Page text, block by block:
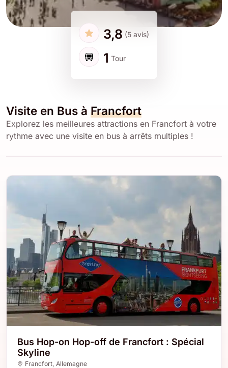
3,8 (5 avis)
1 Tour
Visite en Bus à Francfort
Explorez les meilleures attractions en Francfort à votre
rythme avec une visite en bus à arrêts multiples !
Bus Hop-on Hop-off de Francfort : Spécial
Skyline
Francfort, Allemagne